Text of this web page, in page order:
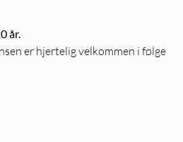
år.
er hjertelig velkommen i følge